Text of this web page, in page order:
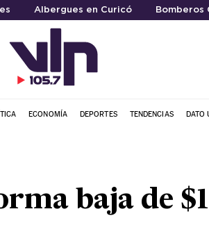
Albergues en Curicó Bomberos
ECONOMÍA DEPORTES TENDENCIAS DATO
baja de